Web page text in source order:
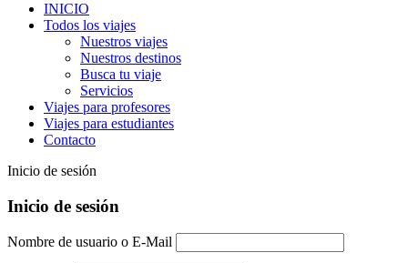
INICIO
Todos los viajes
Nuestros viajes
Nuestros destinos
Busca tu viaje
Servicios
Viajes para profesores
Viajes para estudiantes
Contacto
Inicio de sesión
Inicio de sesión
Nombre de usuario o E-Mail